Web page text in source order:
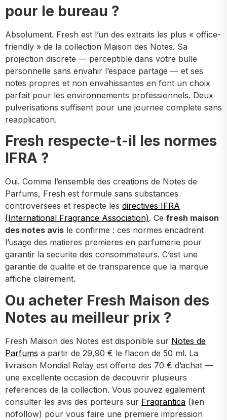
pour le bureau ?
Absolument. Fresh est l’un des extraits les plus « office-
friendly » de la collection Maison des Notes. Sa
projection discrete — perceptible dans votre bulle
personnelle sans envahir l’espace partage — et ses
notes propres et non envahissantes en font un choix
parfait pour les environnements professionnels. Deux
pulverisations suffisent pour une journee complete sans
reapplication.
Fresh respecte-t-il les normes
IFRA ?
Oui. Comme l’ensemble des creations de Notes de
Parfums, Fresh est formule sans substances
controversees et respecte les directives IFRA
(International Fragrance Association). Ce fresh maison
des notes avis le confirme : ces normes encadrent
l’usage des matieres premieres en parfumerie pour
garantir la securite des consommateurs. C’est une
garantie de qualite et de transparence que la marque
affiche clairement.
Ou acheter Fresh Maison des
Notes au meilleur prix ?
Fresh Maison des Notes est disponible sur Notes de
Parfums a partir de 29,90 € le flacon de 50 ml. La
livraison Mondial Relay est offerte des 70 € d’achat —
une excellente occasion de decouvrir plusieurs
references de la collection. Vous pouvez egalement
consulter les avis des porteurs sur Fragrantica (lien
nofollow) pour vous faire une premiere impression